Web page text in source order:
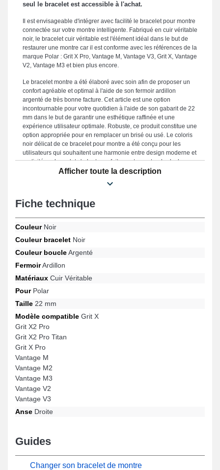
seul le bracelet est accessible à l'achat.
Il est envisageable d'intégrer avec facilité le bracelet pour montre
connectée sur votre montre intelligente. Fabriqué en cuir véritable
noir, le bracelet cuir véritable est l'élément idéal dans le but de
restaurer une montre car il est conforme avec les références de la
marque Polar : Grit X Pro, Vantage M, Vantage V3, Grit X, Vantage
V2, Vantage M3 et bien plus encore.
Le bracelet montre a été élaboré avec soin afin de proposer un
confort agréable et optimal à l'aide de son fermoir ardillon
argenté de très bonne facture. Cet article est une option
incontournable pour votre quotidien à l'aide de son gabarit de 22
mm dans le but de garantir une esthétique raffinée et une
expérience utilisateur optimale. Robuste, ce produit constitue une
option appropriée pour en remplacer un brisé ou usé. Le coloris
noir délicat de ce bracelet pour montre a été conçu pour les
utilisateurs qui souhaitent une harmonie entre design moderne et
praticité, ce bracelet s'adapte parfaitement aux standards des
passionnés d'horlogerie. Ce modèle s'illustre par une boucle
se marier avec précision avec une large gamme de modèles de
fonctionnalité pour garantir un ajustement précis.
Afficher toute la description
Fiche technique
CouleurNoir
Couleur bracelet Noir
Couleur boucleArgenté
FermoirArdillon
Matériaux Cuir Véritable
PourPolar
Taille 22 mm
Modèle compatible Grit X
Grit X2 Pro
Grit X2 Pro Titan
Grit X Pro
Vantage M
Vantage M2
Vantage M3
Vantage V2
Vantage V3
Anse Droite
Guides
Changer son bracelet de montre